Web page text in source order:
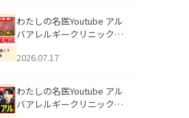
公開いたしました。
わたしの名医Youtube アル
バアレルギークリニック札
跡にVビームは効く？向いて
説」を公開いたしました。
2026.07.17
わたしの名医Youtube アル
バアレルギークリニック札